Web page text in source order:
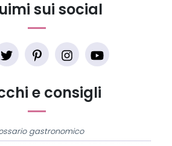
e consigli
gastronomico
sui social